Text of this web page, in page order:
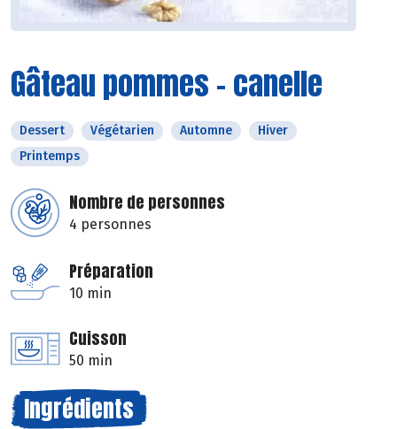
Gâteau pommes - canelle
Dessert Végétarien Automne
Hiver
Printemps
Nombre de personnes
4 personnes
Préparation
10 min
Cuisson
50 min
Ingrédients